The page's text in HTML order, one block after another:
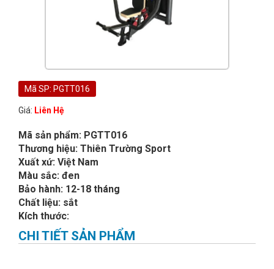
Mã SP: PGTT016
Giá: Liên Hệ
Mã sản phẩm: PGTT016
Thương hiệu: Thiên Trường Sport
Xuất xứ: Việt Nam
Màu sắc: đen
Bảo hành: 12-18 tháng
Chất liệu: sắt
Kích thước:
CHI TIẾT SẢN PHẨM